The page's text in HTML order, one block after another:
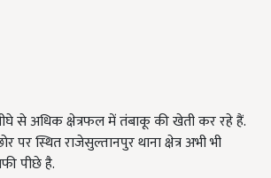
से अधिक क्षेत्रफल में तंबाकू की खेती कर रहे हैं.
पर स्थित राजेसुल्तानपुर थाना क्षेत्र अभी भी
पीछे है.